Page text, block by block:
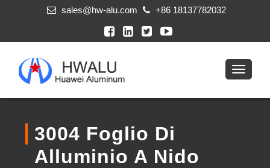
sales@hw-alu.com +86 18137782032
3004 Foglio Di
Alluminio A Nido